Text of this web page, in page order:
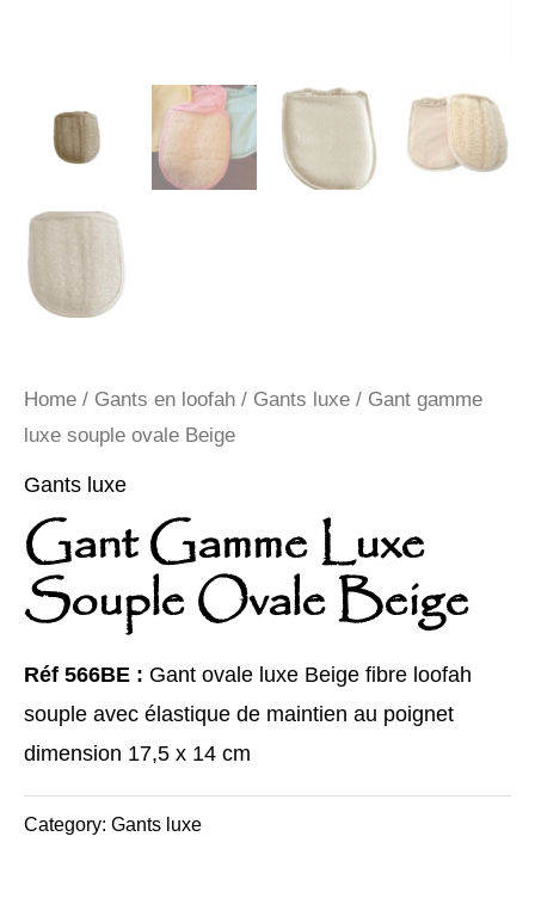
Home / Gants en loofah / Gants luxe / Gant gamme
luxe souple ovale Beige
Gants luxe
Gant Gamme Luxe
Souple Ovale Beige
Réf 566BE : Gant ovale luxe Beige fibre loofah
souple avec élastique de maintien au poignet
dimension 17,5 x 14 cm
Category: Gants luxe